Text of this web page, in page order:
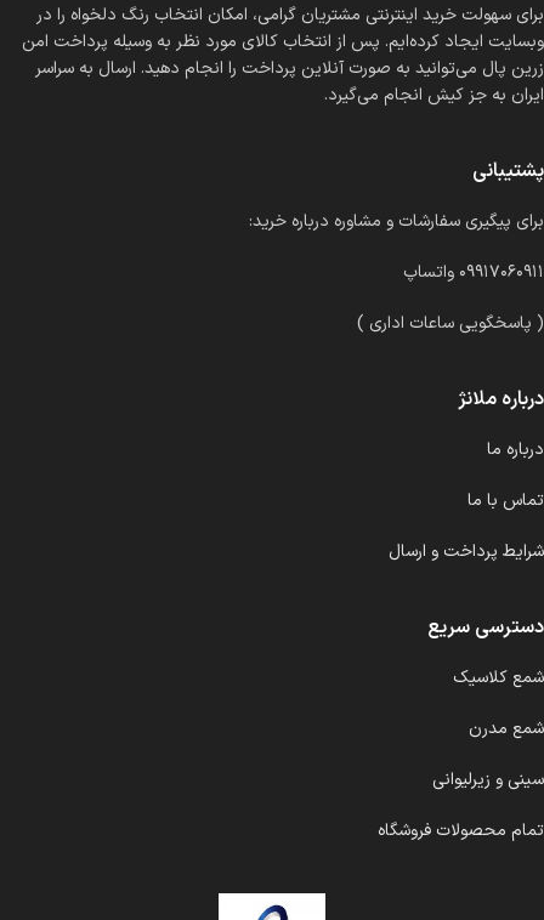
برای سهولت خرید اینترنتی مشتریان گرامی، امکان انتخاب رنگ دلخواه را در
وبسایت ایجاد کرده‌ایم. پس از انتخاب کالای مورد نظر به وسیله پرداخت امن
زرین پال می‌توانید به صورت آنلاین پرداخت را انجام دهید. ارسال به سراسر
ایران به جز کیش انجام می‌گیرد.
پشتیبانی
برای پیگیری سفارشات و مشاوره درباره خرید:
۰۹۹۱۷۰۶۰۹۱۱ واتساپ
( پاسخگویی ساعات اداری )
درباره ملانژ
درباره ما
تماس با ما
شرایط پرداخت و ارسال
دسترسی سریع
شمع کلاسیک
شمع مدرن
سینی و زیرلیوانی
تمام محصولات فروشگاه